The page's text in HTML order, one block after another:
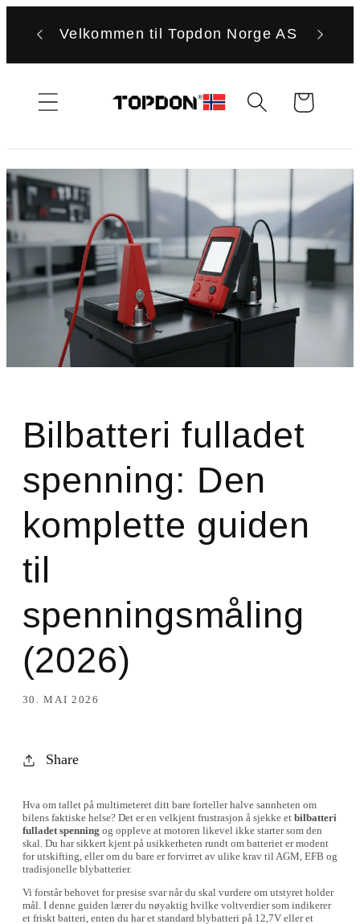
videre til
Velkommen til Topdon Norge AS
Handlekurv
Bilbatteri fulladet
spenning: Den
komplette guiden
til
spenningsmåling
(2026)
30. MAI 2026
Share
Hva om tallet på multimeteret ditt bare forteller halve sannheten om
bilens faktiske helse? Det er en velkjent frustrasjon å sjekke et bilbatteri
fulladet spenning og oppleve at motoren likevel ikke starter som den
skal. Du har sikkert kjent på usikkerheten rundt om batteriet er modent
for utskifting, eller om du bare er forvirret av ulike krav til AGM, EFB og
tradisjonelle blybatterier.
Vi forstår behovet for presise svar når du skal vurdere om utstyret holder
mål. I denne guiden lærer du nøyaktig hvilke voltverdier som indikerer
et friskt batteri, enten du har et standard blybatteri på 12,7V eller et